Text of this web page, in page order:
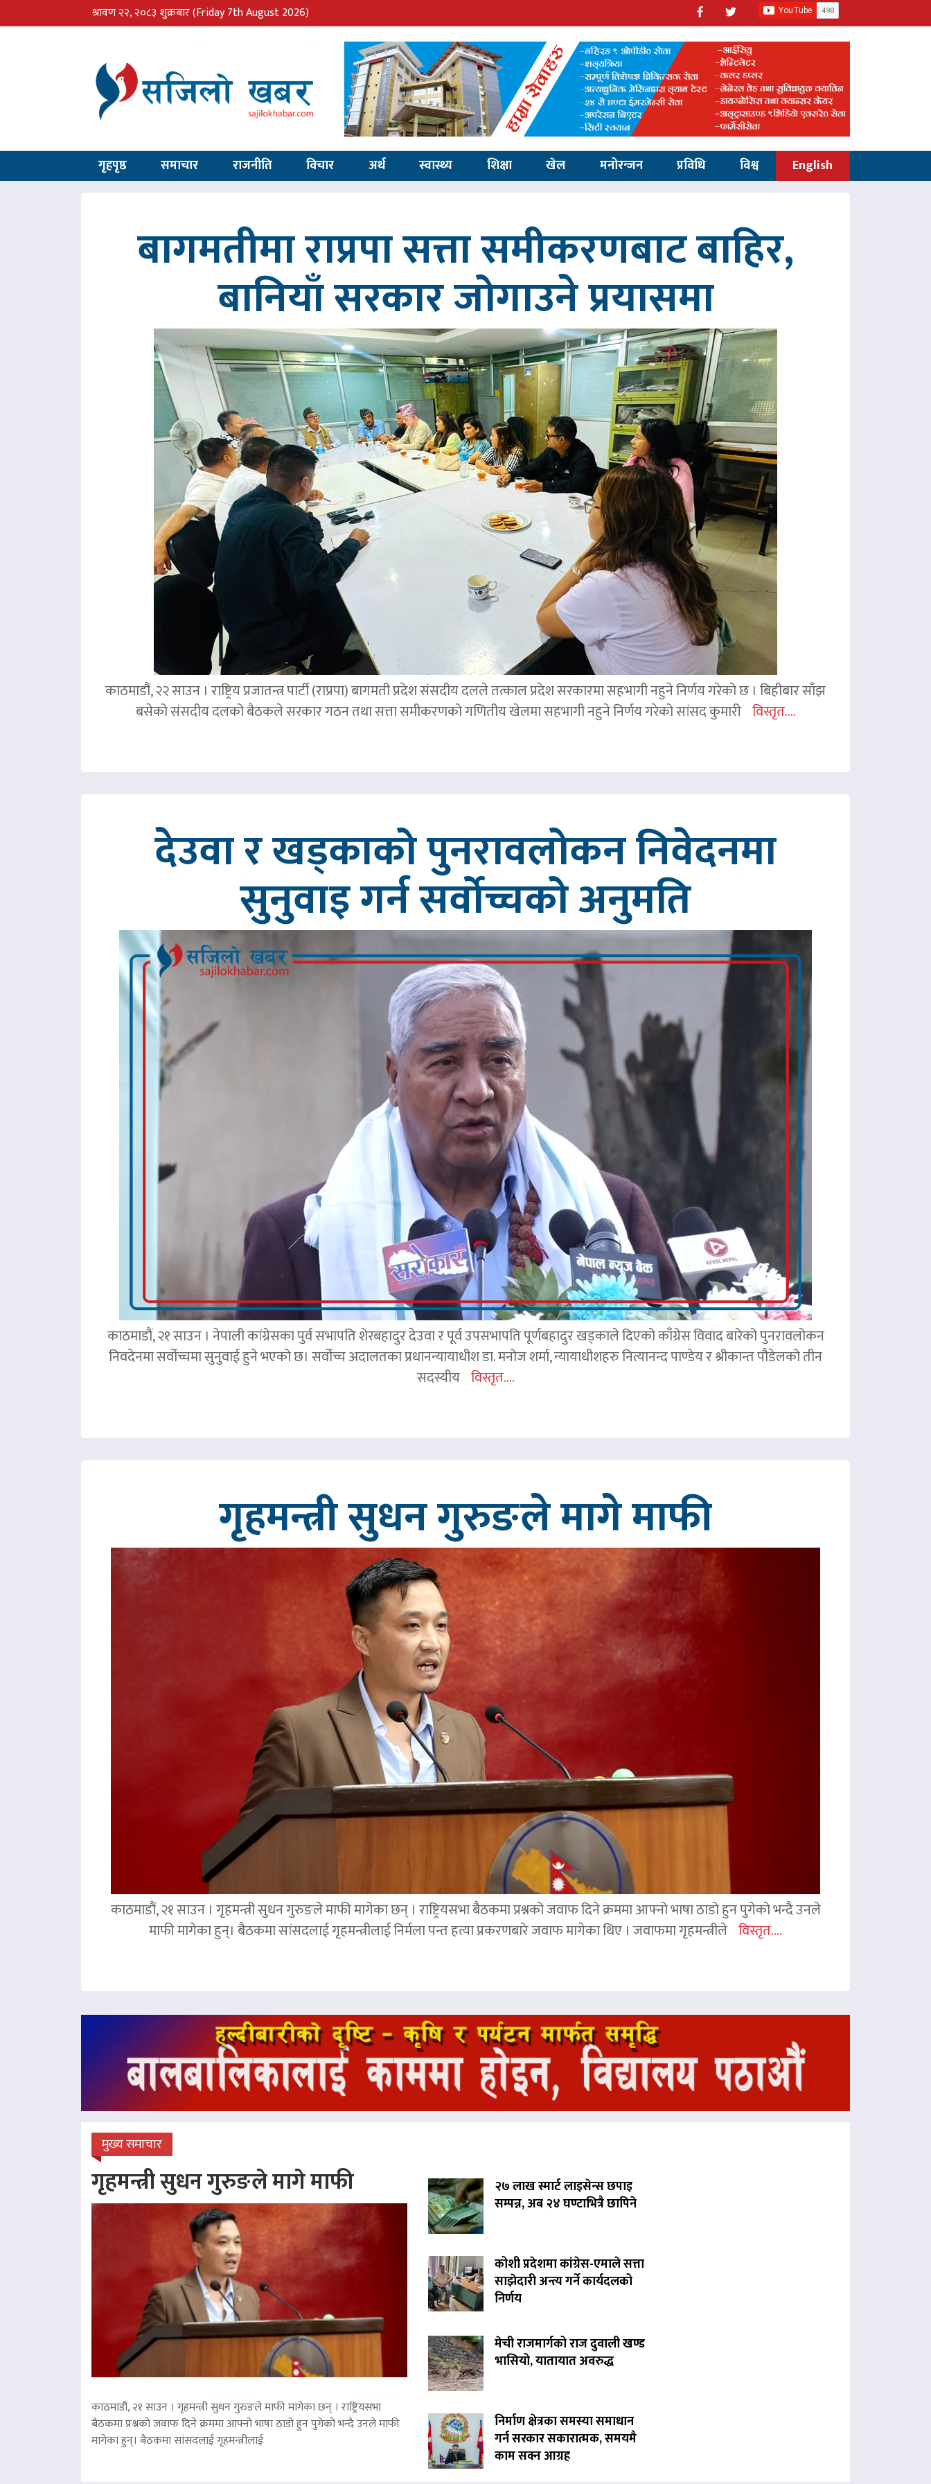
श्रावण २२, २०८३ शुक्रबार(Friday 7th August 2026)
गृहपृष्ठ समाचार राजनीति विचार अर्थ स्वास्थ्य शिक्षा खेल मनोरन्जन प्रविधि विश्व English
बागमतीमा राप्रपा सत्ता समीकरणबाट बाहिर,
बानियाँ सरकार जोगाउने प्रयासमा
काठमाडौं, २२ साउन । राष्ट्रिय प्रजातन्त्र पार्टी (राप्रपा) बागमती प्रदेश संसदीय दलले तत्काल प्रदेश सरकारमा सहभागी नहुने निर्णय गरेको छ । बिहीबार साँझ
बसेको संसदीय दलको बैठकले सरकार गठन तथा सत्ता समीकरणको गणितीय खेलमा सहभागी नहुने निर्णय गरेको सांसद कुमारी विस्तृत....
देउवा र खड्काको पुनरावलोकन निवेदनमा
सुनुवाइ गर्न सर्वोच्चको अनुमति
काठमाडौं, २१ साउन । नेपाली कांग्रेसका पुर्व सभापति शेरबहादुर देउवा र पूर्व उपसभापति पूर्णबहादुर खड्काले दिएको काँग्रेस विवाद बारेको पुनरावलोकन
निवदेनमा सर्वोच्चमा सुनुवाई हुने भएको छ। सर्वोच्च अदालतका प्रधानन्यायाधीश डा. मनोज शर्मा, न्यायाधीशहरु नित्यानन्द पाण्डेय र श्रीकान्त पौडेलको तीन
सदस्यीय विस्तृत....
गृहमन्त्री सुधन गुरुङले मागे माफी
काठमाडौं, २१ साउन । गृहमन्त्री सुधन गुरुङले माफी मागेका छन् । राष्ट्रियसभा बैठकमा प्रश्नको जवाफ दिने क्रममा आफ्नो भाषा ठाडो हुन पुगेको भन्दै उनले
माफी मागेका हुन्। बैठकमा सांसदलाई गृहमन्त्रीलाई निर्मला पन्त हत्या प्रकरणबारे जवाफ मागेका थिए । जवाफमा गृहमन्त्रीले विस्तृत....
मुख्य समाचार
गृहमन्त्री सुधन गुरुङले मागे माफी
काठमाडौं, २१ साउन । गृहमन्त्री सुधन गुरुङले माफी मागेका छन् । राष्ट्रियसभा
बैठकमा प्रश्नको जवाफ दिने क्रममा आफ्नो भाषा ठाडो हुन पुगेको भन्दै उनले माफी
मागेका हुन्। बैठकमा सांसदलाई गृहमन्त्रीलाई
२७ लाख स्मार्ट लाइसेन्स छपाइ
सम्पन्न, अब २४ घण्टाभित्रै छापिने
कोशी प्रदेशमा कांग्रेस-एमाले सत्ता
साझेदारी अन्त्य गर्ने कार्यदलको
निर्णय
मेची राजमार्गको राज दुवाली खण्ड
भासियो, यातायात अवरुद्ध
निर्माण क्षेत्रका समस्या समाधान
गर्न सरकार सकारात्मक, समयमै
काम सक्न आग्रह